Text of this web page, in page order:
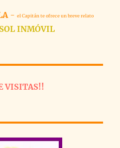
-el Capitán te ofrece un breve relato
SOL INMÓVIL
VISITAS!!